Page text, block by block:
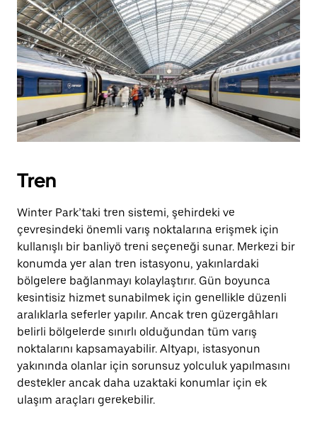
Tren
Winter Park’taki tren sistemi, şehirdeki ve
çevresindeki önemli varış noktalarına erişmek için
kullanışlı bir banliyö treni seçeneği sunar. Merkezi bir
konumda yer alan tren istasyonu, yakınlardaki
bölgelere bağlanmayı kolaylaştırır. Gün boyunca
kesintisiz hizmet sunabilmek için genellikle düzenli
aralıklarla seferler yapılır. Ancak tren güzergâhları
belirli bölgelerde sınırlı olduğundan tüm varış
noktalarını kapsamayabilir. Altyapı, istasyonun
yakınında olanlar için sorunsuz yolculuk yapılmasını
destekler ancak daha uzaktaki konumlar için ek
ulaşım araçları gerekebilir.